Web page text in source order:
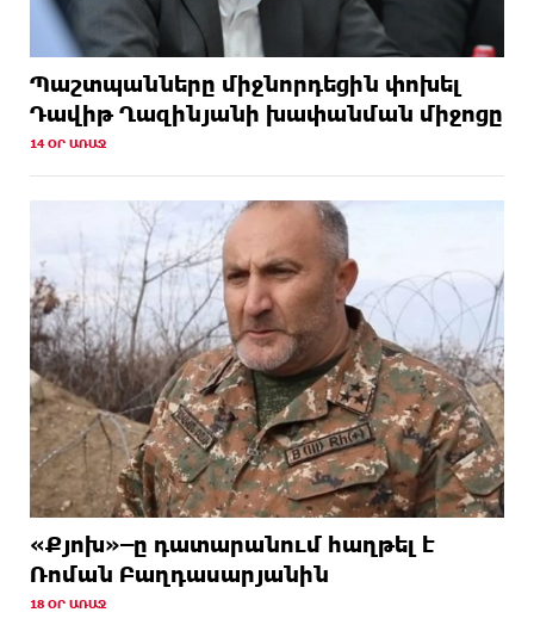
Պաշտպանները միջնորդեցին փոխել
Դավիթ Ղազինյանի խափանման միջոցը
14 ՕՐ ԱՌԱՋ
«Քյոխ»–ը դատարանում հաղթել է
Ռոման Բաղդասարյանին
18 ՕՐ ԱՌԱՋ